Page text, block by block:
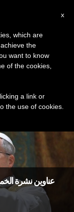
Posts Tagged ‘عظة’
عناوين نشرة الخميس 16 تمّوز 2026: احملوا
x
which are
the
want to know
of the cookies,
a link or
the use of cookies.